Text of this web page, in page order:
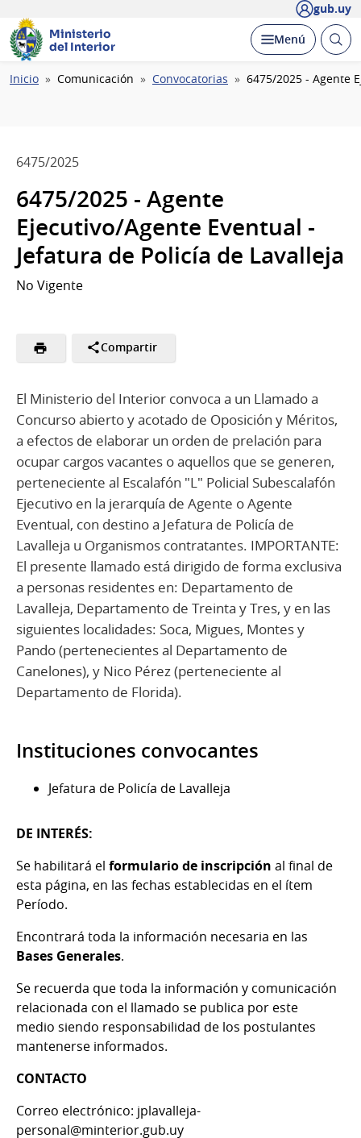
gub.uy
Ministerio
del Interior
Desplegar
Menú Abrir
Ruta
Inicio Comunicación Convocatorias 6475/2025 - Agente
6475/2025
6475/2025 - Agente
Ejecutivo/Agente Eventual -
Jefatura de Policía de Lavalleja
No Vigente
Compartir
El Ministerio del Interior convoca a un Llamado a
Concurso abierto y acotado de Oposición y Méritos,
a efectos de elaborar un orden de prelación para
ocupar cargos vacantes o aquellos que se generen,
perteneciente al Escalafón "L" Policial Subescalafón
Ejecutivo en la jerarquía de Agente o Agente
Eventual, con destino a Jefatura de Policía de
Lavalleja u Organismos contratantes. IMPORTANTE:
El presente llamado está dirigido de forma exclusiva
a personas residentes en: Departamento de
Lavalleja, Departamento de Treinta y Tres, y en las
siguientes localidades: Soca, Migues, Montes y
Pando (pertenecientes al Departamento de
Canelones), y Nico Pérez (perteneciente al
Departamento de Florida).
Instituciones convocantes
Jefatura de Policía de Lavalleja
DE INTERÉS:
Se habilitará el formulario de inscripción al final de
esta página, en las fechas establecidas en el ítem
Período.
Encontrará toda la información necesaria en las
Bases Generales.
Se recuerda que toda la información y comunicación
relacionada con el llamado se publica por este
medio siendo responsabilidad de los postulantes
mantenerse informados.
CONTACTO
Correo electrónico: jplavalleja-
personal@minterior.gub.uy